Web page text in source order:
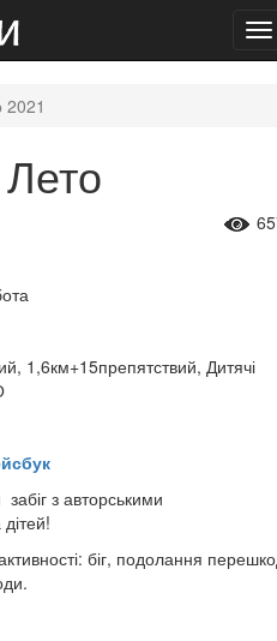
2021
1,6км+15препятствий, Дитячі
з авторськими
біг, подолання